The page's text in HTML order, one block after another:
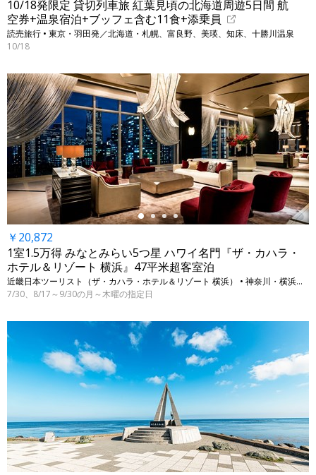
10/18発限定 貸切列車旅 紅葉見頃の北海道周遊5日間 航
空券+温泉宿泊+ブッフェ含む11食+添乗員
読売旅行 • 東京・羽田発／北海道・札幌、富良野、美瑛、知床、十勝川温泉
10/18
←
￥20,872
1室1.5万得 みなとみらい5つ星 ハワイ名門『ザ・カハラ・
ホテル＆リゾート 横浜』47平米超客室泊
近畿日本ツーリスト（ザ・カハラ・ホテル＆リゾート 横浜） • 神奈川・横浜（みなとみらい）
7/30、8/17～9/30の月～木曜の指定日